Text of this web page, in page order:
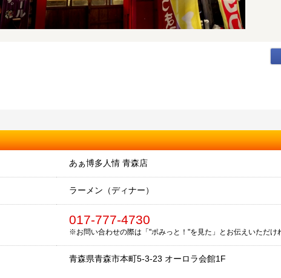
あぁ博多人情 青森店
ラーメン（ディナー）
017-777-4730
※お問い合わせの際は「"ポみっと！"を見た」とお伝えいただけ
青森県青森市本町5-3-23 オーロラ会館1F